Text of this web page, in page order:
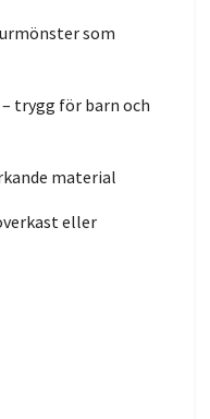
som
trygg för barn och
material
eller